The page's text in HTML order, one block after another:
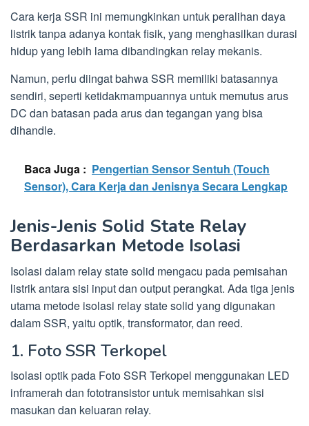
Cara kerja SSR ini memungkinkan untuk peralihan daya
listrik tanpa adanya kontak fisik, yang menghasilkan durasi
hidup yang lebih lama dibandingkan relay mekanis.
Namun, perlu diingat bahwa SSR memiliki batasannya
sendiri, seperti ketidakmampuannya untuk memutus arus
DC dan batasan pada arus dan tegangan yang bisa
dihandle.
Baca Juga : Pengertian Sensor Sentuh (Touch
Sensor), Cara Kerja dan Jenisnya Secara Lengkap
Jenis-Jenis Solid State Relay
Berdasarkan Metode Isolasi
Isolasi dalam relay state solid mengacu pada pemisahan
listrik antara sisi input dan output perangkat. Ada tiga jenis
utama metode isolasi relay state solid yang digunakan
dalam SSR, yaitu optik, transformator, dan reed.
1. Foto SSR Terkopel
Isolasi optik pada Foto SSR Terkopel menggunakan LED
inframerah dan fototransistor untuk memisahkan sisi
masukan dan keluaran relay.